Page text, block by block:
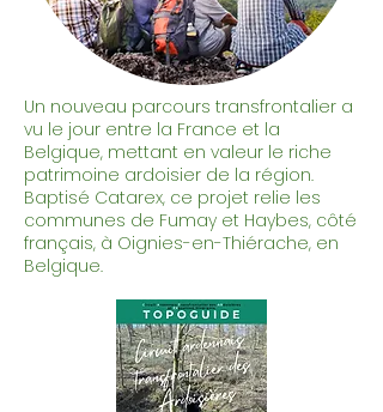
Un nouveau parcours transfrontalier a
vu le jour entre la France et la
Belgique, mettant en valeur le riche
patrimoine ardoisier de la région.
Baptisé Catarex, ce projet relie les
communes de Fumay et Haybes, côté
français, à Oignies-en-Thiérache, en
Belgique.